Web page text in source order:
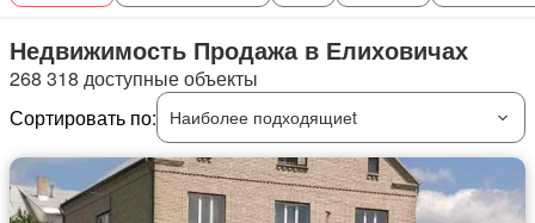
Недвижимость Продажа в Елиховичах
268 318 доступные объекты
Сортировать по:
Наиболее подходящиеt